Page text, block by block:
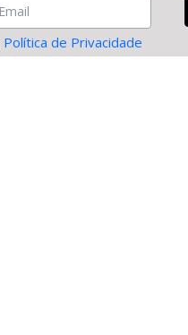
Política de Privacidade